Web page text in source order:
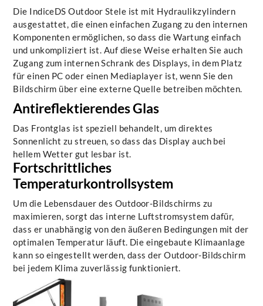
Die IndiceDS Outdoor Stele ist mit Hydraulikzylindern
ausgestattet, die einen einfachen Zugang zu den internen
Komponenten ermöglichen, so dass die Wartung einfach
und unkompliziert ist. Auf diese Weise erhalten Sie auch
Zugang zum internen Schrank des Displays, in dem Platz
für einen PC oder einen Mediaplayer ist, wenn Sie den
Bildschirm über eine externe Quelle betreiben möchten.
Antireflektierendes Glas
Das Frontglas ist speziell behandelt, um direktes
Sonnenlicht zu streuen, so dass das Display auch bei
hellem Wetter gut lesbar ist.
Fortschrittliches
Temperaturkontrollsystem
Um die Lebensdauer des Outdoor-Bildschirms zu
maximieren, sorgt das interne Luftstromsystem dafür,
dass er unabhängig von den äußeren Bedingungen mit der
optimalen Temperatur läuft. Die eingebaute Klimaanlage
kann so eingestellt werden, dass der Outdoor-Bildschirm
bei jedem Klima zuverlässig funktioniert.